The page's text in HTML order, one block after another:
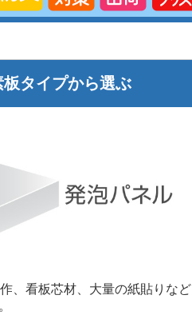
板タイプから選ぶ
、看板芯材、大量の紙貼りなど